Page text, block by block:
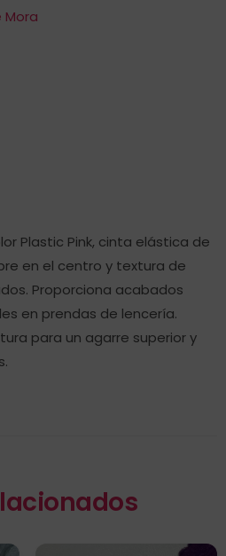
Mora
Plastic Pink, cinta elástica de
en el centro y textura de
Proporciona acabados
en prendas de lencería.
para un agarre superior y